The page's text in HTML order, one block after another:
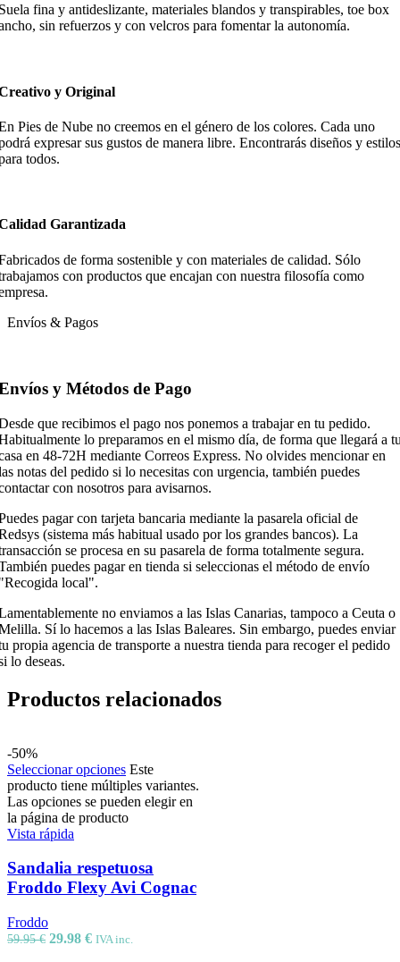
fina y antideslizante, materiales blandos y transpirables, toe box
sin refuerzos y con velcros para fomentar la autonomía.
y Original
Pies de Nube no creemos en el género de los colores. Cada uno
expresar sus gustos de manera libre. Encontrarás diseños y estilos
todos.
Garantizada
de forma sostenible y con materiales de calidad. Sólo
con productos que encajan con nuestra filosofía como
Envíos & Pagos
y Métodos de Pago
que recibimos el pago nos ponemos a trabajar en tu pedido.
lo preparamos en el mismo día, de forma que llegará a
en 48-72H mediante Correos Express. No olvides mencionar en
notas del pedido si lo necesitas con urgencia, también puedes
con nosotros para avisarnos.
pagar con tarjeta bancaria mediante la pasarela oficial de
(sistema más habitual usado por los grandes bancos). La
se procesa en su pasarela de forma totalmente segura.
puedes pagar en tienda si seleccionas el método de envío
local".
no enviamos a las Islas Canarias, tampoco a Ceuta o
Sí lo hacemos a las Islas Baleares. Sin embargo, puedes enviar
propia agencia de transporte a nuestra tienda para recoger el pedido
lo deseas.
Productos relacionados
-50%
Seleccionar opciones Este
producto tiene múltiples variantes.
Las opciones se pueden elegir en
la página de producto
Vista rápida
Sandalia respetuosa
Froddo Flexy Avi Cognac
Froddo
59.95€ 29.98 € IVA inc.